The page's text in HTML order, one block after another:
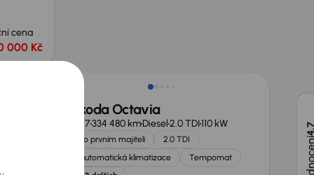
cena
000 Kč
Škoda Octavia
2017334 480 kmDiesel2.0 TDI110 kW
Po prvním majiteli
2.0 TDI
automatická klimatizace
Tempomat